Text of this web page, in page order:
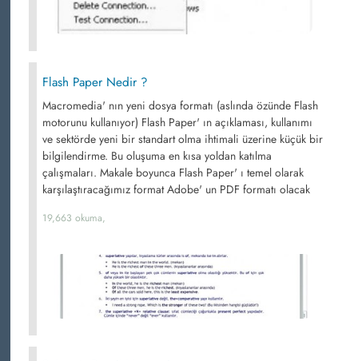
Flash Paper Nedir ?
Macromedia' nın yeni dosya formatı (aslında özünde Flash
motorunu kullanıyor) Flash Paper' ın açıklaması, kullanımı
ve sektörde yeni bir standart olma ihtimali üzerine küçük bir
bilgilendirme. Bu oluşuma en kısa yoldan katılma
çalışmaları. Makale boyunca Flash Paper' ı temel olarak
karşılaştıracağımız format Adobe' un PDF formatı olacak
19,663 okuma,